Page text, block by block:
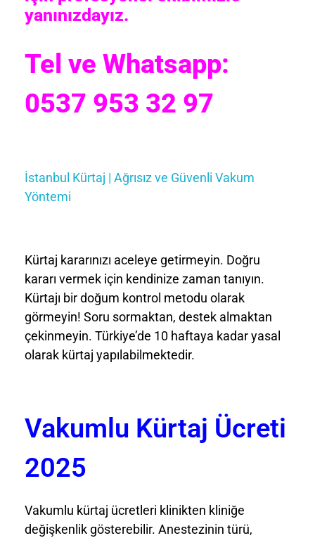
yanınızdayız.
Tel ve Whatsapp:
0537 953 32 97
İstanbul Kürtaj | Ağrısız ve Güvenli Vakum
Yöntemi
Kürtaj kararınızı aceleye getirmeyin. Doğru
kararı vermek için kendinize zaman tanıyın.
Kürtajı bir doğum kontrol metodu olarak
görmeyin! Soru sormaktan, destek almaktan
çekinmeyin. Türkiye’de 10 haftaya kadar yasal
olarak kürtaj yapılabilmektedir.
Vakumlu Kürtaj Ücreti
2025
Vakumlu kürtaj ücretleri klinikten kliniğe
değişkenlik gösterebilir. Anestezinin türü,